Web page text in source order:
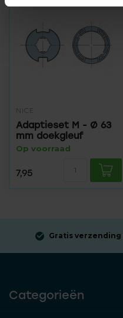
NICE
Adaptieset M - Ø 63
mm doekgleuf
Op voorraad
7,95
Gratis verzending
Categorieën